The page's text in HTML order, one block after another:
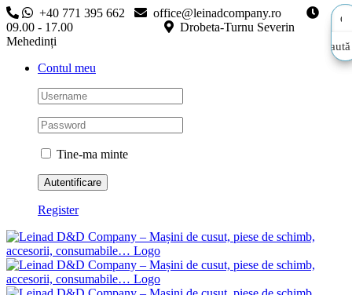
Skip
to
content
+40 771 395 662
office@leinadcompany.ro
09.00 - 17.00
Drobeta-Turnu Severin
Mehedinți
Contul meu
Tine-ma minte
Register
Caută
Caută